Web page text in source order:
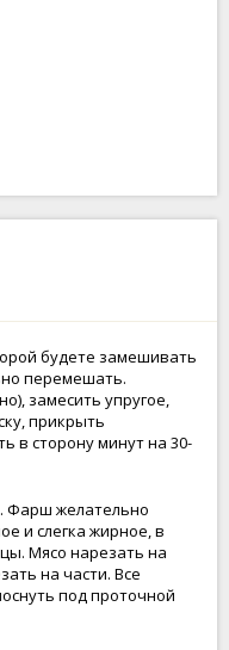
будете замешивать
перемешать.
замесить упругое,
прикрыть
в сторону минут на 30-
Фарш желательно
и слегка жирное, в
Мясо нарезать на
на части. Все
под проточной